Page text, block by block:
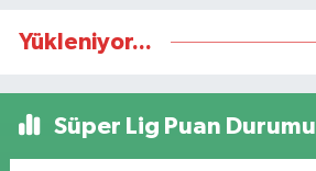
Yükleniyor...
Süper Lig Puan Durumu